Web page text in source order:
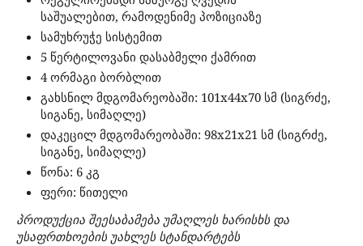
საშუალებით, რამოდენიმე პოზიციაზე
სამუხრუჭე სისტემით
5 წერტილოვანი დასაბმელი ქამრით
4 ორმაგი ბორბლით
გახსნილ მდგომარეობაში: 101x44x70 სმ (სიგრძე,
სიგანე, სიმაღლე)
დაკეცილ მდგომარეობაში: 98x21x21 სმ (სიგრძე,
სიგანე, სიმაღლე)
წონა: 6 კგ
ფერი: წითელი
პროდუქცია შეესაბამება უმაღლეს ხარისხს და
უსაფრთხოების უახლეს სტანდარტებს